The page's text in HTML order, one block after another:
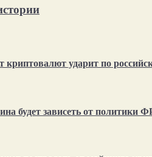
ударит по
будет зависеть от политики